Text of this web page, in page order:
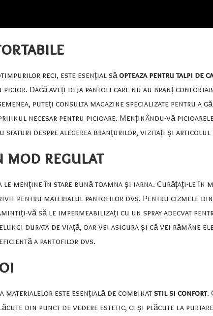
reci, este esențial săopteaza pentru talpi de
Dacă aveți deja pantofi care nu au branț
puteți consulta magazine specializate pentru a
necesar pentru picioare. Menținându-vă
sfaturi despre alegerea branțurilor, vizitați și articolul
mod regulat
menține în stare bună toamna și iarna. Curățați-le în
pentru materialul pantofilor dvs. Pentru cizmele
amintiți-vă să le impermeabilizați cu un spray adecvat
durata de viață, dar vei asigura și că vei rămâne
a pantofilor dvs.
materialelor este esențială de combinat stil si confort.
din punct de vedere estetic, ci și plăcute la